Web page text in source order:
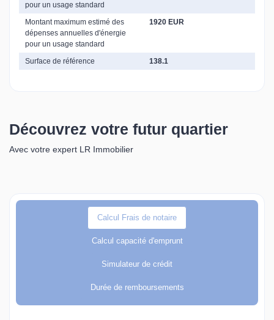
pour un usage standard
Montant maximum estimé des
dépenses annuelles d'énergie
pour un usage standard
1920 EUR
Surface de référence 138.1
Découvrez votre futur quartier
Avec votre expert LR Immobilier
Calcul Frais de notaire
Calcul capacité d'emprunt
Simulateur de crédit
Durée de remboursements